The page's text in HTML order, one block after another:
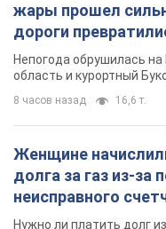
жары прошел
дороги
Непогода обрушилась
область и курортный
8 часов назад 16,6 т.
Женщине
долга за газ из-за
неисправного
вынес
Нужно ли платить долг